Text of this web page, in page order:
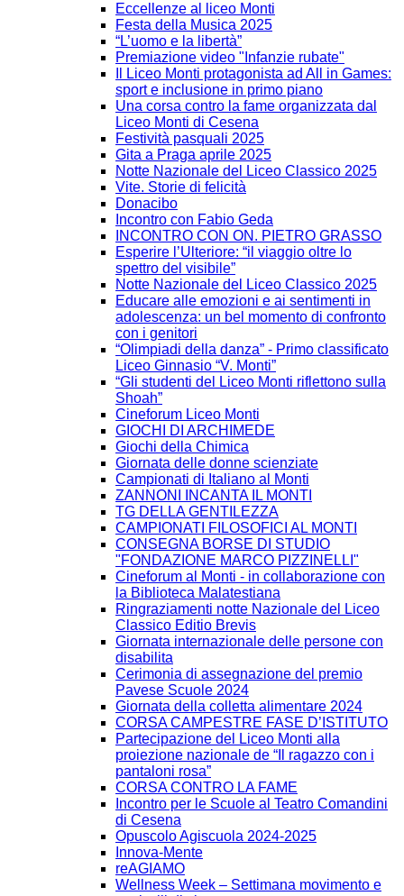
Eccellenze al liceo Monti
Festa della Musica 2025
“L’uomo e la libertà”
Premiazione video "Infanzie rubate"
Il Liceo Monti protagonista ad All in Games:
sport e inclusione in primo piano
Una corsa contro la fame organizzata dal
Liceo Monti di Cesena
Festività pasquali 2025
Gita a Praga aprile 2025
Notte Nazionale del Liceo Classico 2025
Vite. Storie di felicità
Donacibo
Incontro con Fabio Geda
INCONTRO CON ON. PIETRO GRASSO
Esperire l’Ulteriore: “il viaggio oltre lo
spettro del visibile”
Notte Nazionale del Liceo Classico 2025
Educare alle emozioni e ai sentimenti in
adolescenza: un bel momento di confronto
con i genitori
“Olimpiadi della danza” - Primo classificato
Liceo Ginnasio “V. Monti”
“Gli studenti del Liceo Monti riflettono sulla
Shoah”
Cineforum Liceo Monti
GIOCHI DI ARCHIMEDE
Giochi della Chimica
Giornata delle donne scienziate
Campionati di Italiano al Monti
ZANNONI INCANTA IL MONTI
TG DELLA GENTILEZZA
CAMPIONATI FILOSOFICI AL MONTI
CONSEGNA BORSE DI STUDIO
"FONDAZIONE MARCO PIZZINELLI"
Cineforum al Monti - in collaborazione con
la Biblioteca Malatestiana
Ringraziamenti notte Nazionale del Liceo
Classico Editio Brevis
Giornata internazionale delle persone con
disabilita
Cerimonia di assegnazione del premio
Pavese Scuole 2024
Giornata della colletta alimentare 2024
CORSA CAMPESTRE FASE D’ISTITUTO
Partecipazione del Liceo Monti alla
proiezione nazionale de “Il ragazzo con i
pantaloni rosa”
CORSA CONTRO LA FAME
Incontro per le Scuole al Teatro Comandini
di Cesena
Opuscolo Agiscuola 2024-2025
Innova-Mente
reAGIAMO
Wellness Week – Settimana movimento e